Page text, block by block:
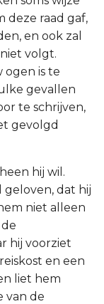
deze raad gaf,
en ook zal
volgt.
ogen is te
gevallen
te schrijven,
gevolgd
hij wil.
geloven, dat hij
niet alleen
hij voorziet
en een
liet hem
van de